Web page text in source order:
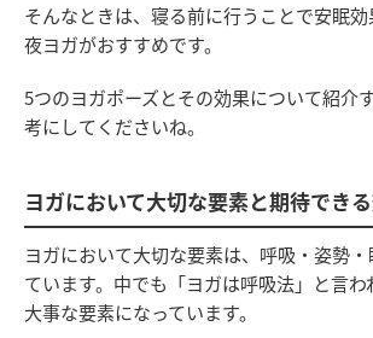
そんなときは、寝る前に行うことで安眠効
夜ヨガがおすすめです。
5つのヨガポーズとその効果について紹介
考にしてくださいね。
ヨガにおいて大切な要素と期待でき
ヨガにおいて大切な要素は、呼吸・姿勢
ています。中でも「ヨガは呼吸法」と言わ
大事な要素になっています。